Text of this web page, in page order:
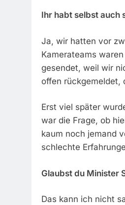
Ihr habt selbst auch
Ja, wir hatten vor
Kamerateams
gesendet, weil wir
offen rückgemeldet,
Erst viel später
war die Frage, ob
kaum noch jemand
schlechte
Glaubst du Minister
Das kann ich nicht